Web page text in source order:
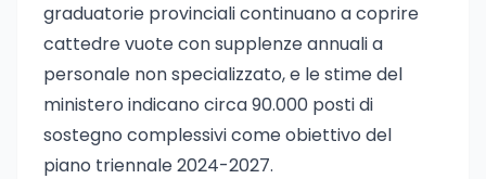
graduatorie provinciali continuano a coprire
cattedre vuote con supplenze annuali a
personale non specializzato, e le stime del
ministero indicano circa 90.000 posti di
sostegno complessivi come obiettivo del
piano triennale 2024-2027.